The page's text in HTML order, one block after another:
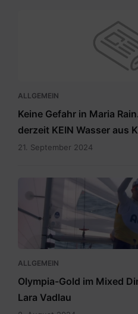
ALLGEMEIN
Keine Gefahr in Maria
derzeit KEIN Wasser aus
21. September 2024
Siegerpose.png
ALLGEMEIN
Olympia-Gold im Mixed
Lara Vadlau